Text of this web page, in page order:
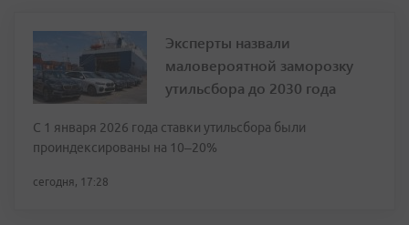
Эксперты назвали
маловероятной заморозку
утильсбора до 2030 года
С 1 января 2026 года ставки утильсбора были
проиндексированы на 10–20%
сегодня, 17:28